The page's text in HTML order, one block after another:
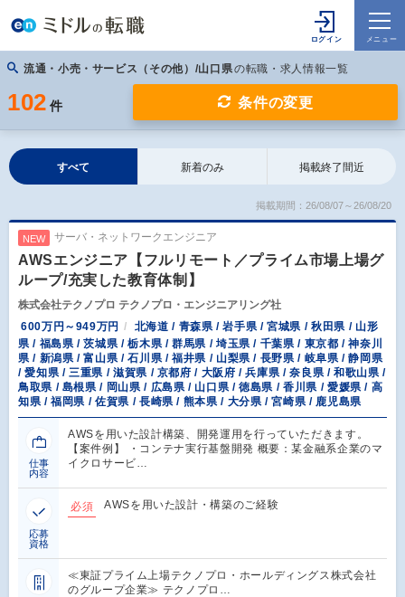
流通・小売・サービス（その他）/山口県の転職・求人情報一覧
102 件 条件の変更
すべて 新着のみ 掲載終了間近
掲載期間：26/08/07～26/08/20
NEW サーバ・ネットワークエンジニア
AWSエンジニア【フルリモート／プライム市場上場グ
ループ/充実した教育体制】
株式会社テクノプロ テクノプロ・エンジニアリング社
600万円～949万円
北海道 / 青森県 / 岩手県 / 宮城県 / 秋田県 / 山形
県 / 福島県 / 茨城県 / 栃木県 / 群馬県 / 埼玉県 / 千葉県 / 東京都 / 神奈川
県 / 新潟県 / 富山県 / 石川県 / 福井県 / 山梨県 / 長野県 / 岐阜県 / 静岡県
/ 愛知県 / 三重県 / 滋賀県 / 京都府 / 大阪府 / 兵庫県 / 奈良県 / 和歌山県 /
鳥取県 / 島根県 / 岡山県 / 広島県 / 山口県 / 徳島県 / 香川県 / 愛媛県 / 高
知県 / 福岡県 / 佐賀県 / 長崎県 / 熊本県 / 大分県 / 宮崎県 / 鹿児島県
仕事
内容
AWSを用いた設計構築、開発運用を行っていただきます。
【案件例】 ・コンテナ実行基盤開発 概要：某金融系企業のマ
イクロサービ…
応募
資格
必須 AWSを用いた設計・構築のご経験
≪東証プライム上場テクノプロ・ホールディングス株式会社
のグループ企業≫ テクノプロ…